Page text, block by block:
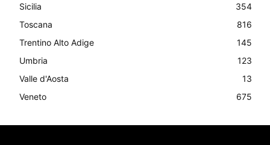
Sicilia
354
Toscana
816
Trentino Alto Adige
145
Umbria
123
Valle d'Aosta
13
Veneto
675